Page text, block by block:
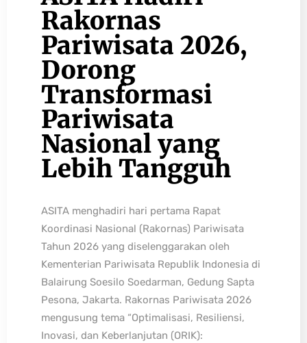
Rakornas
Pariwisata 2026,
Dorong
Transformasi
Pariwisata
Nasional yang
Lebih Tangguh
ASITA menghadiri hari pertama Rapat
Koordinasi Nasional (Rakornas) Pariwisata
Tahun 2026 yang diselenggarakan oleh
Kementerian Pariwisata Republik Indonesia di
Balairung Soesilo Soedarman, Gedung Sapta
Pesona, Jakarta. Rakornas Pariwisata 2026
mengusung tema “Optimalisasi, Resiliensi,
Inovasi, dan Keberlanjutan (ORIK):